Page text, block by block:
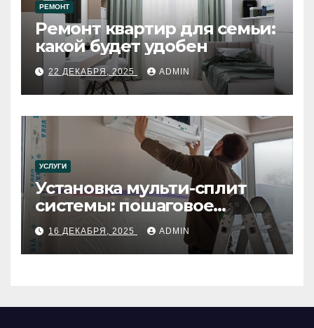
РЕМОНТ
Ремонт квартир для семьи:
какой будет удобен
22 ДЕКАБРЯ, 2025 ADMIN
УСЛУГИ
Установка мульти-сплит
системы: пошаговое
руководство
16 ДЕКАБРЯ, 2025 ADMIN